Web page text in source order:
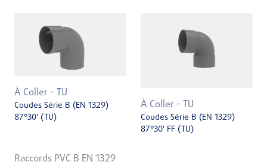
À Coller - TU
Coudes Série B (EN 1329)
87°30' (TU)
Raccords PVC B EN 1329
À Coller - TU
Coudes Série B (EN 1329)
87°30' FF (TU)